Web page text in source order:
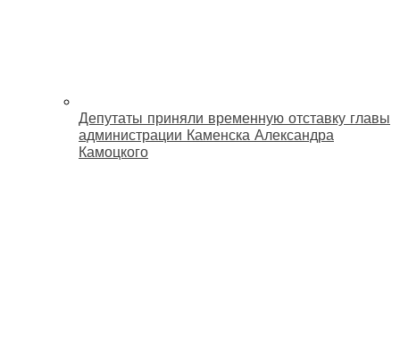
Депутаты приняли временную отставку главы
администрации Каменска Александра
Камоцкого